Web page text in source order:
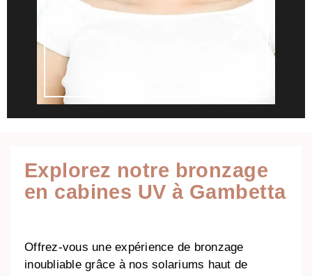
Explorez notre bronzage
en cabines UV à Gambetta
Offrez-vous une expérience de bronzage
inoubliable grâce à nos solariums haut de